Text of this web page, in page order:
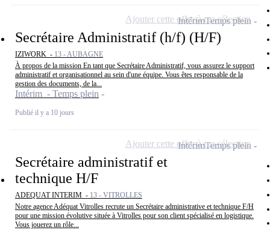
Secrétaire Administratif (h/f) (H/F)
IZIWORK - 13 - AUBAGNE
À propos de la mission En tant que Secrétaire Administratif, vous assurez le support
administratif et organisationnel au sein d'une équipe. Vous êtes responsable de la
gestion des documents, de la...
Intérim - Temps plein
Publié il y a 10 jours
IntérimTemps plein
Ajouter cette offre à ma sélection
Secrétaire administratif et
technique H/F
ADEQUAT INTERIM - 13 - VITROLLES
Notre agence Adéquat Vitrolles recrute un Secrétaire administrative et technique F/H
pour une mission évolutive située à Vitrolles pour son client spécialisé en logistique.
Vous jouerez un rôle...
IntérimTemps plein
Ajouter cette offre à ma sélection